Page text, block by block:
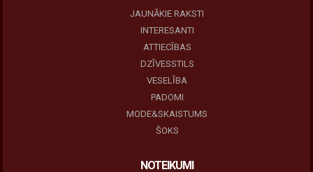
JAUNĀKIE RAKSTI
INTERESANTI
ATTIECĪBAS
DZĪVESSTILS
VESELĪBA
PADOMI
MODE&SKAISTUMS
ŠOKS
NOTEIKUMI